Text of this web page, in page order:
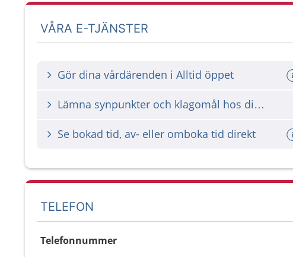
VÅRA E-TJÄNSTER
Gör dina vårdärenden i Alltid öppet
Lämna synpunkter och klagomål hos din vårdgivare
Se bokad tid, av- eller omboka tid direkt
TELEFON
Telefonnummer